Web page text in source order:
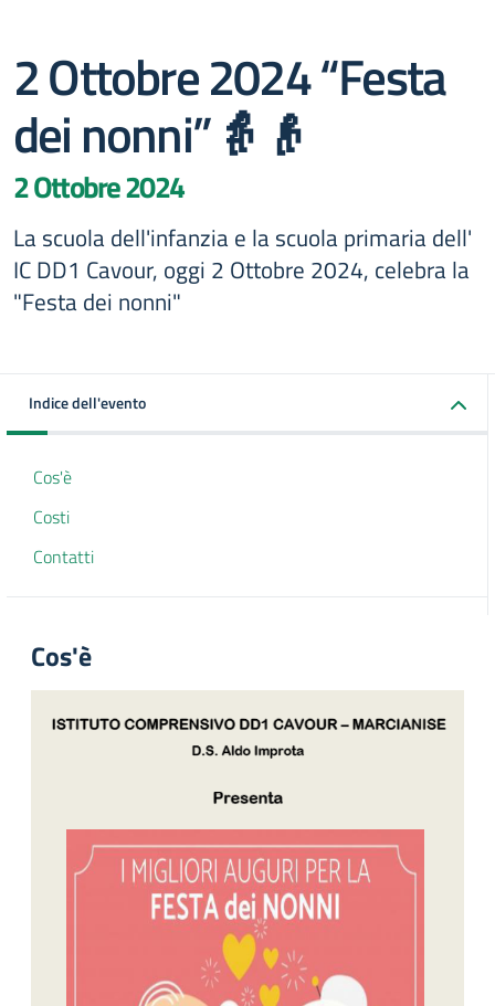
2 Ottobre 2024 “Festa
dei nonni”👵👴
2 Ottobre 2024
La scuola dell'infanzia e la scuola primaria dell'
IC DD1 Cavour, oggi 2 Ottobre 2024, celebra la
"Festa dei nonni"
Indice dell'evento
Cos'è
Costi
Contatti
Cos'è